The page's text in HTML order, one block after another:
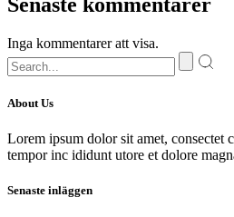
Inga kommentarer att visa.
About Us
Lorem ipsum dolor sit amet, consectet
tempor inc ididunt utore et dolore
Senaste inläggen